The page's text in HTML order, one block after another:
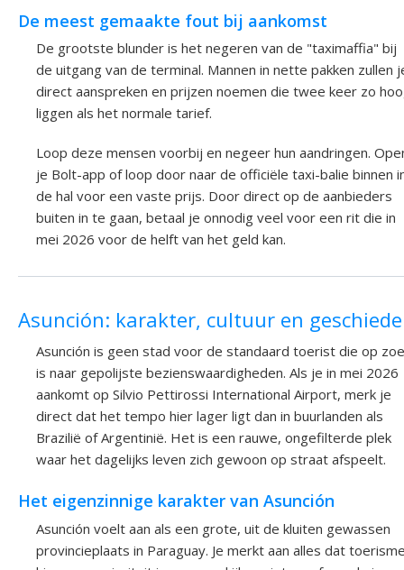
De meest gemaakte fout bij aankomst
De grootste blunder is het negeren van de "taximaffia" bij
de uitgang van de terminal. Mannen in nette pakken zullen
direct aanspreken en prijzen noemen die twee keer zo
liggen als het normale tarief.
Loop deze mensen voorbij en negeer hun aandringen.
je Bolt-app of loop door naar de officiële taxi-balie binnen
de hal voor een vaste prijs. Door direct op de aanbieders
buiten in te gaan, betaal je onnodig veel voor een rit die in
mei 2026 voor de helft van het geld kan.
Asunción: karakter, cultuur en
Asunción is geen stad voor de standaard toerist die op
is naar gepolijste bezienswaardigheden. Als je in mei 2026
aankomt op Silvio Pettirossi International Airport, merk je
direct dat het tempo hier lager ligt dan in buurlanden als
Brazilië of Argentinië. Het is een rauwe, ongefilterde plek
waar het dagelijks leven zich gewoon op straat afspeelt.
Het eigenzinnige karakter van Asunción
Asunción voelt aan als een grote, uit de kluiten gewassen
provincieplaats in Paraguay. Je merkt aan alles dat